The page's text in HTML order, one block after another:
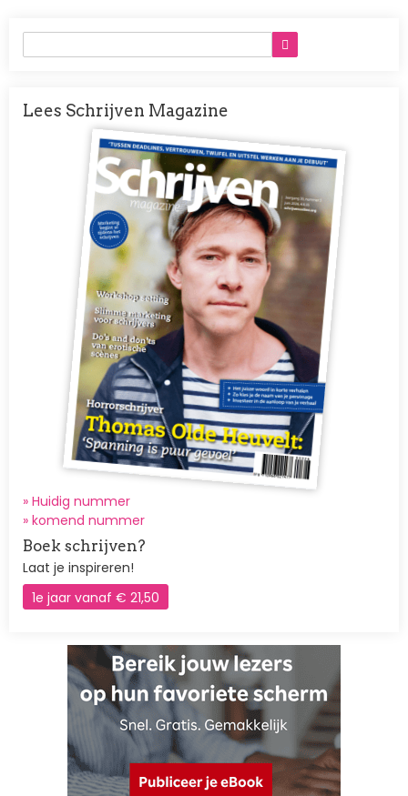
Lees Schrijven Magazine
Afbeelding
» Huidig nummer
» komend nummer
Boek schrijven?
Laat je inspireren!
1e jaar vanaf € 21,50